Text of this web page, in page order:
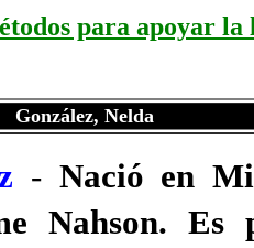
para apoyar
González, Nelda
- Nació en
Nahson. Es